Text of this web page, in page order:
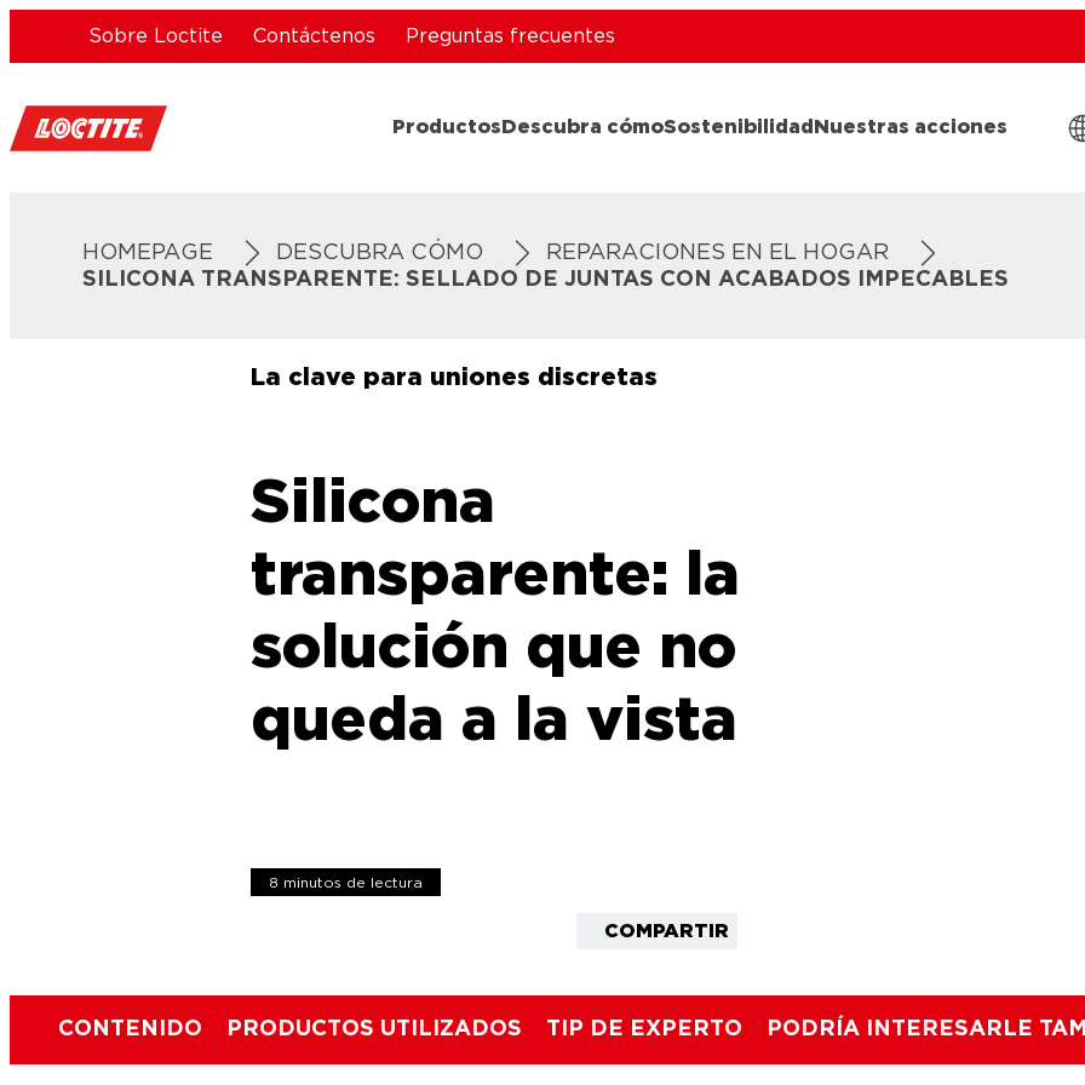
Sobre Loctite Contáctenos Preguntas frecuentes
Productos Descubra cómoSostenibilidad Nuestras acciones
HOMEPAGE DESCUBRA CÓMO
REPARACIONES EN EL HOGAR
SILICONA TRANSPARENTE: SELLADO DE JUNTAS CON ACABADOS IMPECABLES
La clave para uniones discretas
Silicona
transparente: la
solución que no
queda a la vista
8 minutos de lectura
COMPARTIR
CONTENIDO PRODUCTOS UTILIZADOS TIP DE EXPERTO PODRÍA INTERESARLE